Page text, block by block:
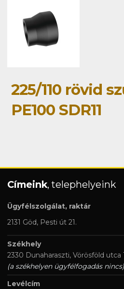
225/110 rövid
PE100 SDR11
Címeink, telephelyeink
Ügyfélszolgálat, raktár
2131 Göd, Pesti út 21.
Székhely
2330 Dunaharaszti, Vörösföld utca
(a székhelyen ügyfélfogadás nincs)
Levélcím